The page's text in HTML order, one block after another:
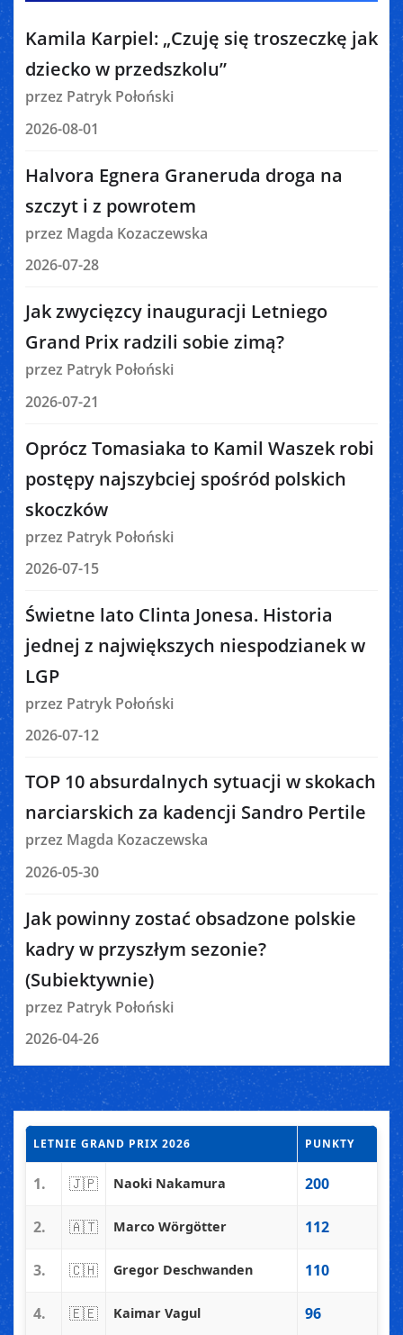
Kamila Karpiel: „Czuję się troszeczkę jak
dziecko w przedszkolu”
przez Patryk Połoński
2026-08-01
Halvora Egnera Graneruda droga na
szczyt i z powrotem
przez Magda Kozaczewska
2026-07-28
Jak zwycięzcy inauguracji Letniego
Grand Prix radzili sobie zimą?
przez Patryk Połoński
2026-07-21
Oprócz Tomasiaka to Kamil Waszek robi
postępy najszybciej spośród polskich
skoczków
przez Patryk Połoński
2026-07-15
Świetne lato Clinta Jonesa. Historia
jednej z największych niespodzianek w
LGP
przez Patryk Połoński
2026-07-12
TOP 10 absurdalnych sytuacji w skokach
narciarskich za kadencji Sandro Pertile
przez Magda Kozaczewska
2026-05-30
Jak powinny zostać obsadzone polskie
kadry w przyszłym sezonie?
(Subiektywnie)
przez Patryk Połoński
2026-04-26
LETNIE GRAND PRIX 2026 PUNKTY
1. 🇯🇵 Naoki Nakamura 200
2. 🇦🇹 Marco Wörgötter 112
3. 🇨🇭 Gregor Deschwanden 110
4. 🇪🇪 Kaimar Vagul 96